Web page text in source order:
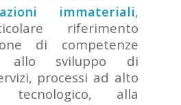
immateriali,
riferimento
di competenze
allo sviluppo di
processi ad alto
tecnologico, alla